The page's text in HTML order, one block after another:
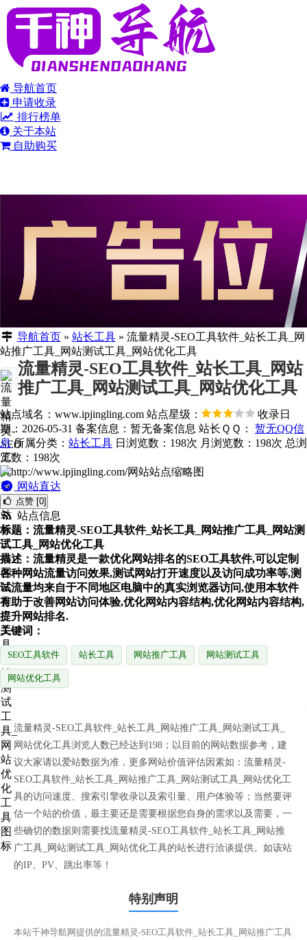
导航首页
申请收录
排行榜单
关于本站
自助购买
导航首页» 站长工具» 流量精灵-SEO工具软件_站长工具_网
站推广工具_网站测试工具_网站优化工具
流量精灵-SEO工具软件_站长工具_网站
推广工具_网站测试工具_网站优化工具
站点域名：www.ipjingling.com 站点星级：
收录日
期：2026-05-31 备案信息： 暂无备案信息 站长ＱＱ： 暂无QQ信
息 所属分类： 站长工具 日浏览数：198次 月浏览数：198次 总浏
览数：198次
网站直达
点赞 [0]
站点信息
标题：流量精灵-SEO工具软件_站长工具_网站推广工具_网站测
试工具_网站优化工具
描述：流量精灵是一款优化网站排名的SEO工具软件,可以定制
各种网站流量访问效果,测试网站打开速度以及访问成功率等,测
试流量均来自于不同地区电脑中的真实浏览器访问,使用本软件
有助于改善网站访问体验,优化网站内容结构,优化网站内容结构,
提升网站排名.
关键词：
SEO工具软件 站长工具 网站推广工具 网站测试工具
网站优化工具
流量精灵-SEO工具软件_站长工具_网站推广工具_网站测试工具_
网站优化工具浏览人数已经达到198；以目前的网站数据参考，建
议大家请以爱站数据为准，更多网站价值评估因素如：流量精灵-
SEO工具软件_站长工具_网站推广工具_网站测试工具_网站优化工
具的访问速度、搜索引擎收录以及索引量、用户体验等；当然要评
估一个站的价值，最主要还是需要根据您自身的需求以及需要，一
些确切的数据则需要找流量精灵-SEO工具软件_站长工具_网站推
广工具_网站测试工具_网站优化工具的站长进行洽谈提供。如该站
的IP、PV、跳出率等！
特别声明
本站千神导航网提供的流量精灵-SEO工具软件_站长工具_网站推广工具